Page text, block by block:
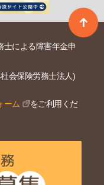
士による障害年金申
会保険労務士法人)
ーム
をご利用くだ